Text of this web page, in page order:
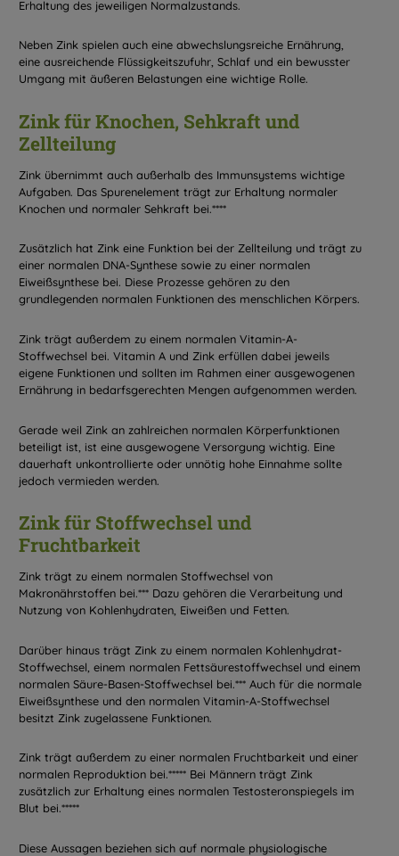
Erhaltung des jeweiligen Normalzustands.
Neben Zink spielen auch eine abwechslungsreiche Ernährung,
eine ausreichende Flüssigkeitszufuhr, Schlaf und ein bewusster
Umgang mit äußeren Belastungen eine wichtige Rolle.
Zink für Knochen, Sehkraft und
Zellteilung
Zink übernimmt auch außerhalb des Immunsystems wichtige
Aufgaben. Das Spurenelement trägt zur Erhaltung normaler
Knochen und normaler Sehkraft bei.****
Zusätzlich hat Zink eine Funktion bei der Zellteilung und trägt zu
einer normalen DNA-Synthese sowie zu einer normalen
Eiweißsynthese bei. Diese Prozesse gehören zu den
grundlegenden normalen Funktionen des menschlichen Körpers.
Zink trägt außerdem zu einem normalen Vitamin-A-
Stoffwechsel bei. Vitamin A und Zink erfüllen dabei jeweils
eigene Funktionen und sollten im Rahmen einer ausgewogenen
Ernährung in bedarfsgerechten Mengen aufgenommen werden.
Gerade weil Zink an zahlreichen normalen Körperfunktionen
beteiligt ist, ist eine ausgewogene Versorgung wichtig. Eine
dauerhaft unkontrollierte oder unnötig hohe Einnahme sollte
jedoch vermieden werden.
Zink für Stoffwechsel und
Fruchtbarkeit
Zink trägt zu einem normalen Stoffwechsel von
Makronährstoffen bei.*** Dazu gehören die Verarbeitung und
Nutzung von Kohlenhydraten, Eiweißen und Fetten.
Darüber hinaus trägt Zink zu einem normalen Kohlenhydrat-
Stoffwechsel, einem normalen Fettsäurestoffwechsel und einem
normalen Säure-Basen-Stoffwechsel bei.*** Auch für die normale
Eiweißsynthese und den normalen Vitamin-A-Stoffwechsel
besitzt Zink zugelassene Funktionen.
Zink trägt außerdem zu einer normalen Fruchtbarkeit und einer
normalen Reproduktion bei.***** Bei Männern trägt Zink
zusätzlich zur Erhaltung eines normalen Testosteronspiegels im
Blut bei.*****
Diese Aussagen beziehen sich auf normale physiologische